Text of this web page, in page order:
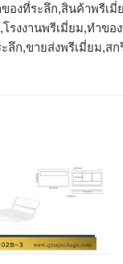
องที่ระลึก,สินค้าพรีเ
รงงานพรีเมี่ยม,ทําข
ก,ขายส่งพรีเมี่ยม,ส